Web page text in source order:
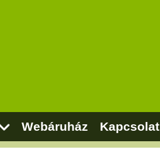
Webáruház Kapcsolat